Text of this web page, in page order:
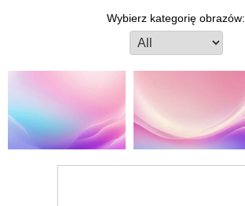
Wybierz kategorię obrazów: